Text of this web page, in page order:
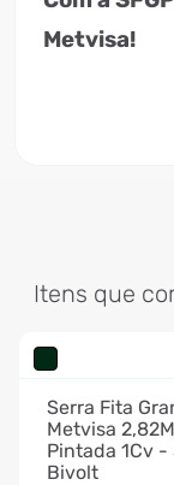
Metvisa!
Itens que
Serra Fita
Metvisa 2,82M
Pintada 1Cv -
Bivolt